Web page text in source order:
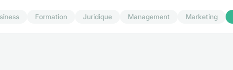
Formation Juridique Management Marketing